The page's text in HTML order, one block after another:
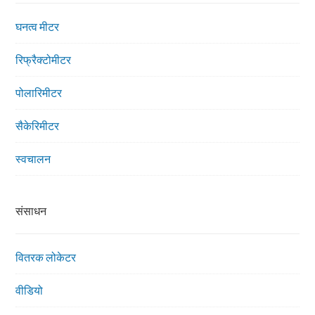
घनत्व मीटर
रिफ्रैक्टोमीटर
पोलारिमीटर
सैकेरिमीटर
स्वचालन
संसाधन
वितरक लोकेटर
वीडियो